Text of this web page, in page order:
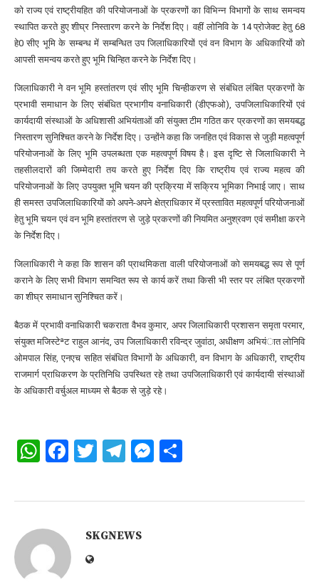
को राज्य एवं राष्ट्रीयहित की परियोजनाओं के प्रकरणों का विभिन्न विभागों के साथ समन्वय
स्थापित करते हुए शीघ्र निस्तारण करने के निर्देश दिए। वहीं लोनिवि के 14 प्रोजेक्ट हेतु 68
हे0 सीए भूमि के सम्बन्ध में सम्बन्धित उप जिलाधिकारियों एवं वन विभाग के अधिकारियों को
आपसी समन्वय करते हुए भूमि चिन्हित करने के निर्देश दिए।
जिलाधिकारी ने वन भूमि हस्तांतरण एवं सीए भूमि चिन्हीकरण से संबंधित लंबित प्रकरणों के
प्रभावी समाधान के लिए संबंधित प्रभागीय वनाधिकारी (डीएफओ), उपजिलाधिकारियों एवं
कार्यदायी संस्थाओं के अधिशासी अभियंताओं की संयुक्त टीम गठित कर प्रकरणों का समयबद्ध
निस्तारण सुनिश्चित करने के निर्देश दिए। उन्होंने कहा कि जनहित एवं विकास से जुड़ी महत्वपूर्ण
परियोजनाओं के लिए भूमि उपलब्धता एक महत्वपूर्ण विषय है। इस दृष्टि से जिलाधिकारी ने
तहसीलदारों की जिम्मेदारी तय करते हुए निर्देश दिए कि राष्ट्रीय एवं राज्य महत्व की
परियोजनाओं के लिए उपयुक्त भूमि चयन की प्रक्रिया में सक्रिय भूमिका निभाई जाए। साथ
ही समस्त उपजिलाधिकारियों को अपने-अपने क्षेत्राधिकार में प्रस्तावित महत्वपूर्ण परियोजनाओं
हेतु भूमि चयन एवं वन भूमि हस्तांतरण से जुड़े प्रकरणों की नियमित अनुश्रवण एवं समीक्षा करने
के निर्देश दिए।
जिलाधिकारी ने कहा कि शासन की प्राथमिकता वाली परियोजनाओं को समयबद्ध रूप से पूर्ण
कराने के लिए सभी विभाग समन्वित रूप से कार्य करें तथा किसी भी स्तर पर लंबित प्रकरणों
का शीघ्र समाधान सुनिश्चित करें।
बैठक में प्रभावी वनाधिकारी चकराता वैभव कुमार, अपर जिलाधिकारी प्रशासन समृता परमार,
संयुक्त मजिस्टेªट राहुल आनंद, उप जिलाधिकारी रविन्द्र जुवांठा, अधीक्षण अभियंात लोनिवि
ओमपाल सिंह, एनएच सहित संबंधित विभागों के अधिकारी, वन विभाग के अधिकारी, राष्ट्रीय
राजमार्ग प्राधिकरण के प्रतिनिधि उपस्थित रहे तथा उपजिलाधिकारी एवं कार्यदायी संस्थाओं
के अधिकारी वर्चुअल माध्यम से बैठक से जुड़े रहे।
WhatsApp
Facebook
Twitter
Telegram
Messenger
SKGNEWS